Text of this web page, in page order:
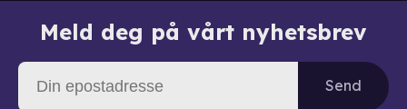
Meld deg på vårt nyhetsbrev
Send